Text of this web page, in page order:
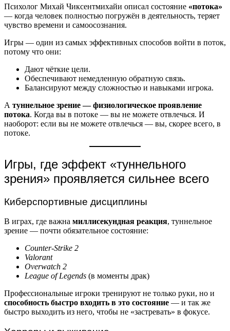
Психолог Михай Чиксентмихайи описал состояние «потока»
— когда человек полностью погружён в деятельность, теряет
чувство времени и самоосознания.
Игры — один из самых эффективных способов войти в поток,
потому что они:
Дают чёткие цели.
Обеспечивают немедленную обратную связь.
Балансируют между сложностью и навыками игрока.
А туннельное зрение — физиологическое проявление
потока. Когда вы в потоке — вы не можете отвлечься. И
наоборот: если вы не можете отвлечься — вы, скорее всего, в
потоке.
Игры, где эффект «туннельного
зрения» проявляется сильнее всего
Киберспортивные дисциплины
В играх, где важна миллисекундная реакция, туннельное
зрение — почти обязательное состояние:
Counter-Strike 2
Valorant
Overwatch 2
League of Legends (в моменты драк)
Профессиональные игроки тренируют не только руки, но и
способность быстро входить в это состояние — и так же
быстро выходить из него, чтобы не «застревать» в фокусе.